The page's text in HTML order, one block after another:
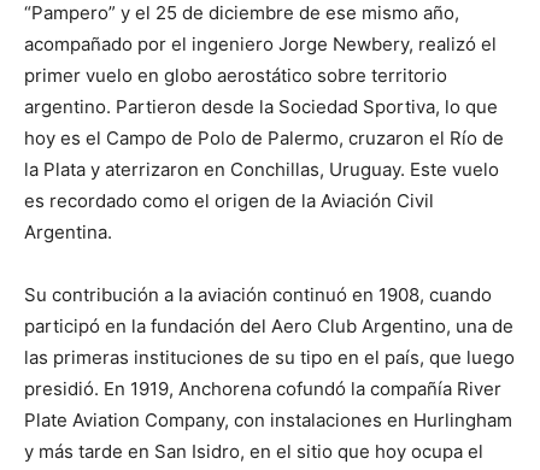
“Pampero” y el 25 de diciembre de ese mismo año,
acompañado por el ingeniero Jorge Newbery, realizó el
primer vuelo en globo aerostático sobre territorio
argentino. Partieron desde la Sociedad Sportiva, lo que
hoy es el Campo de Polo de Palermo, cruzaron el Río de
la Plata y aterrizaron en Conchillas, Uruguay. Este vuelo
es recordado como el origen de la Aviación Civil
Argentina.
Su contribución a la aviación continuó en 1908, cuando
participó en la fundación del Aero Club Argentino, una de
las primeras instituciones de su tipo en el país, que luego
presidió. En 1919, Anchorena cofundó la compañía River
Plate Aviation Company, con instalaciones en Hurlingham
y más tarde en San Isidro, en el sitio que hoy ocupa el